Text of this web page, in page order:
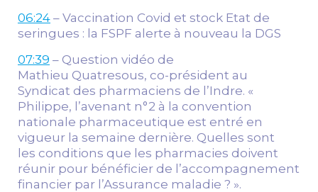
06:24 – Vaccination Covid et stock Etat de
seringues : la FSPF alerte à nouveau la DGS
07:39 – Question vidéo de
Mathieu Quatresous, co-président au
Syndicat des pharmaciens de l’Indre. «
Philippe, l’avenant n°2 à la convention
nationale pharmaceutique est entré en
vigueur la semaine dernière. Quelles sont
les conditions que les pharmacies doivent
réunir pour bénéficier de l’accompagnement
financier par l’Assurance maladie ? ».